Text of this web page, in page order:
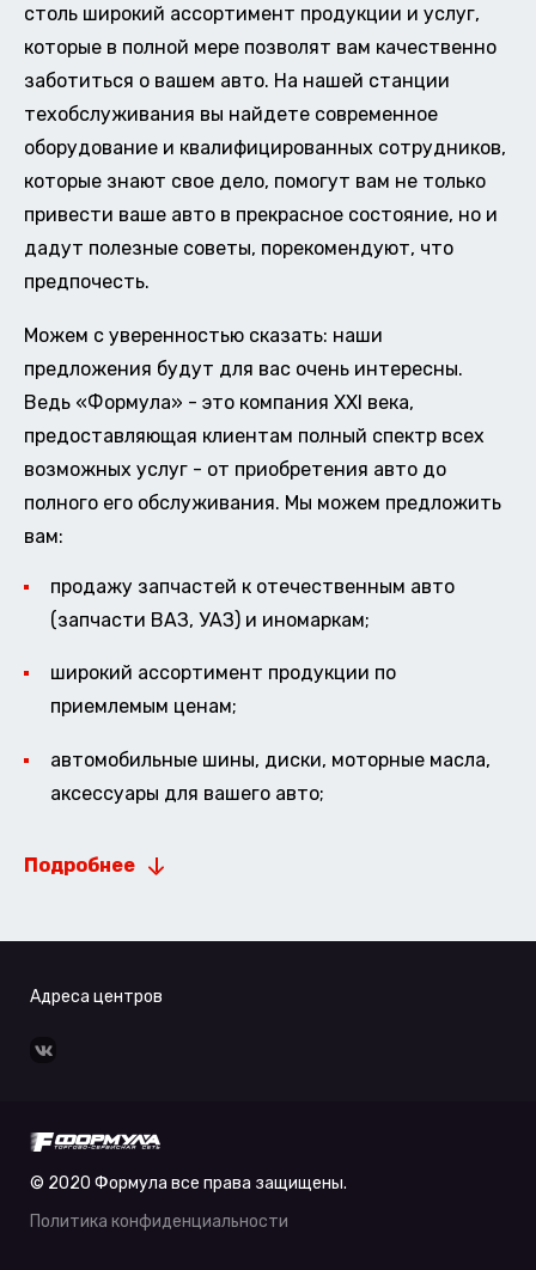
столь широкий ассортимент продукции и услуг,
которые в полной мере позволят вам качественно
заботиться о вашем авто. На нашей станции
техобслуживания вы найдете современное
оборудование и квалифицированных сотрудников,
которые знают свое дело, помогут вам не только
привести ваше авто в прекрасное состояние, но и
дадут полезные советы, порекомендуют, что
предпочесть.
Можем с уверенностью сказать: наши
предложения будут для вас очень интересны.
Ведь «Формула» - это компания XXI века,
предоставляющая клиентам полный спектр всех
возможных услуг - от приобретения авто до
полного его обслуживания. Мы можем предложить
вам:
продажу запчастей к отечественным авто
(запчасти ВАЗ, УАЗ) и иномаркам;
широкий ассортимент продукции по
приемлемым ценам;
автомобильные шины, диски, моторные масла,
аксессуары для вашего авто;
Подробнее
Адреса центров
© 2020 Формула все права защищены.
Политика конфиденциальности